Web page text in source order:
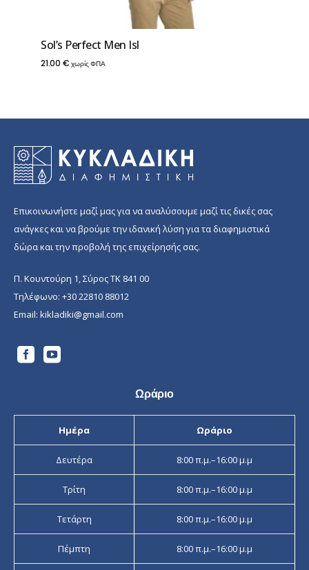
Sol’s Perfect Men Isl
21.00 € χωρίς ΦΠΑ
Επικοινωνήστε μαζί μας για να αναλύσουμε μαζί τις δικές σας
ανάγκες και να βρούμε την ιδανική λύση για τα διαφημιστικά
δώρα και την προβολή της επιχείρησής σας.
Π. Κουντούρη 1, Σύρος ΤΚ 841 00
Τηλέφωνο: +30 22810 88012
Email: kikladiki@gmail.com
Ωράριο
Ημέρα Ωράριο
Δευτέρα 8:00 π.μ.–16:00 μ.μ
Τρίτη 8:00 π.μ.–16:00 μ.μ
Τετάρτη 8:00 π.μ.–16:00 μ.μ
Πέμπτη 8:00 π.μ.–16:00 μ.μ